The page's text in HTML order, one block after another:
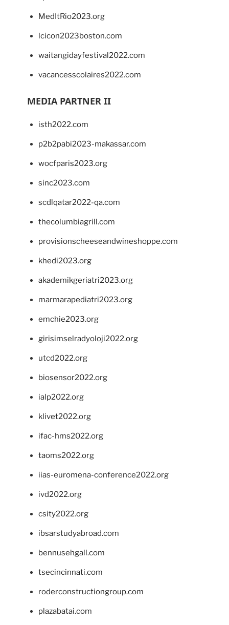
MedItRio2023.org
lcicon2023boston.com
waitangidayfestival2022.com
vacancesscolaires2022.com
MEDIA PARTNER II
isth2022.com
p2b2pabi2023-makassar.com
wocfparis2023.org
sinc2023.com
scdlqatar2022-qa.com
thecolumbiagrill.com
provisionscheeseandwineshoppe.com
khedi2023.org
akademikgeriatri2023.org
marmarapediatri2023.org
emchie2023.org
girisimselradyoloji2022.org
utcd2022.org
biosensor2022.org
ialp2022.org
klivet2022.org
ifac-hms2022.org
taoms2022.org
iias-euromena-conference2022.org
ivd2022.org
csity2022.org
ibsarstudyabroad.com
bennusehgall.com
tsecincinnati.com
roderconstructiongroup.com
plazabatai.com